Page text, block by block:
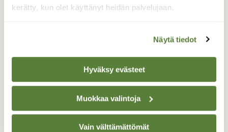
kerätty, kun olet käyttänyt heidän palvelujaan.
Näytä tiedot
Hyväksy evästeet
Muokkaa valintoja
Vain välttämättömät
Keltaiset koivut
Lähdettiin Rovaniemeltä 28.9.25 aamulla 4
tietä ja pikkasen Rovaniemen alapuolella oli